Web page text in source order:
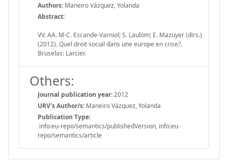
Authors: Maneiro Vázquez, Yolanda
Abstract:
VV. AA. M-C. Escande-Varniol; S. Laulom; E. Mazuyer (dirs.)
(2012). Quel droit social dans une europe en crise?.
Bruselas: Larcier.
Others:
Journal publication year:2012
URV's Author/s: Maneiro Vázquez, Yolanda
Publication Type:
info:eu-repo/semantics/publishedVersion, info:eu-
repo/semantics/article